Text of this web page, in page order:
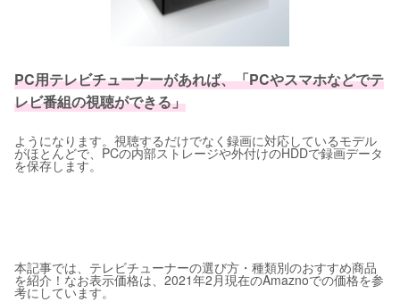
PC用テレビチューナーがあれば、「PCやスマホなどでテ
レビ番組の視聴ができる」
ようになります。視聴するだけでなく録画に対応しているモデル
がほとんどで、PCの内部ストレージや外付けのHDDで録画データ
を保存します。
本記事では、テレビチューナーの選び方・種類別のおすすめ商品
を紹介！なお表示価格は、2021年2月現在のAmaznoでの価格を参
考にしています。